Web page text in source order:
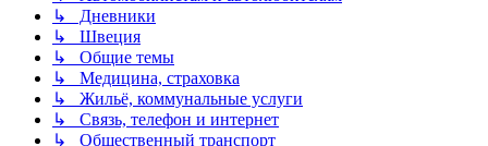
↳ Дневники
↳ Швеция
↳ Общие темы
↳ Медицина, страховка
↳ Жильё, коммунальные услуги
↳ Связь, телефон и интернет
↳ Общественный транспорт